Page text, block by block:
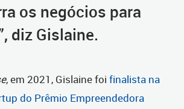
os negócios para
diz Gislaine.
, em 2021, Gislaine foi finalista na
do Prêmio Empreendedora